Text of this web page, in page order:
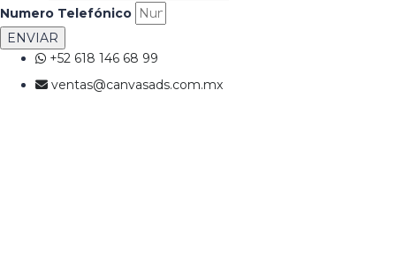
Numero Telefónico
ENVIAR
+52 618 146 68 99
ventas@canvasads.com.mx